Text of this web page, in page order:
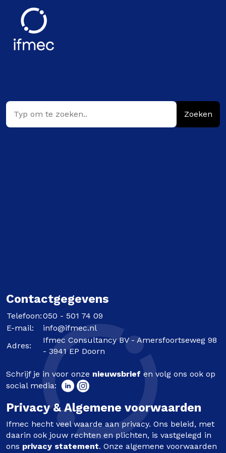
Zoeken
Contactgegevens
Telefoon:050 - 501 74 09
E-mail:
info@ifmec.nl
Adres:
Ifmec Consultancy BV - Amersfoortseweg 98
- 3941 EP Doorn
Schrijf je in voor onze nieuwsbrief en volg ons ook op
social media:
Privacy & Algemene voorwaarden
Ifmec hecht veel waarde aan privacy. Ons beleid, met
daarin ook jouw rechten en plichten, is vastgelegd in
ons privacy statement. Onze algemene voorwaarden